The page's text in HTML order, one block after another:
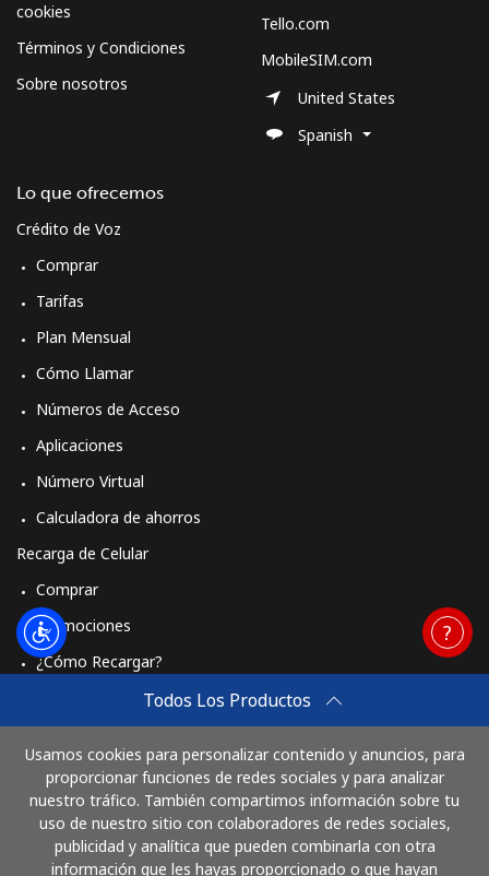
Todos Los Productos
Usamos cookies para personalizar contenido y anuncios, para
proporcionar funciones de redes sociales y para analizar
nuestro tráfico. También compartimos información sobre tu
uso de nuestro sitio con colaboradores de redes sociales,
publicidad y analítica que pueden combinarla con otra
información que les hayas proporcionado o que hayan
cookies
Términos y Condiciones
Sobre nosotros
Lo que ofrecemos
Crédito de Voz
Comprar
Tarifas
Plan Mensual
Cómo Llamar
Números de Acceso
Aplicaciones
Número Virtual
Calculadora de ahorros
Recarga de Celular
Comprar
Promociones
¿Cómo Recargar?
Cómo funciona
Tello.com
MobileSIM.com
United States
Spanish
Paga con